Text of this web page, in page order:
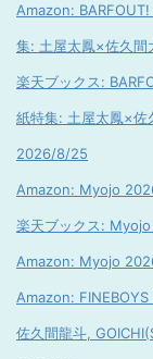
Amazon:
集: 土屋太鳳×佐久
楽天ブックス:
紙特集: 土屋太鳳×佐
2026/8/25
Amazon: Myojo
楽天ブックス:
Amazon: Myojo
Amazon:
佐久間龍斗,